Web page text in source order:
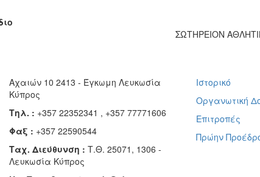
ΣΩΤΗΡΕΙΟΝ
Αχαιών 10 2413 - Έγκωμη Λευκωσία
Κύπρος
Τηλ. : +357 22352341 , +357 77771606
Φαξ : +357 22590544
Ταχ. Διεύθυνση : Τ.Θ. 25071, 1306 -
Λευκωσία Κύπρος
Ιστορικό
Οργανωτική
Επιτροπές
Πρώην